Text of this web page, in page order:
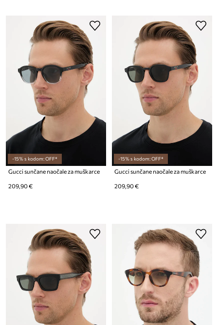
-15% s kodom: OFF*
Gucci sunčane naočale za muškarce
209,90 €
-15% s kodom: OFF*
Gucci sunčane naočale za muškarce
209,90 €